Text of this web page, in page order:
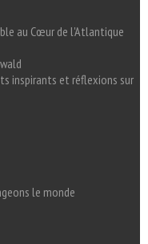
au Cœur de l'Atlantique
inspirants et réflexions sur
le monde